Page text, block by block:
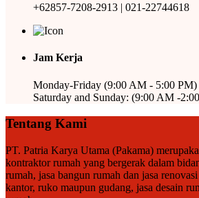
+62857-7208-2913 | 021-22744618
Jam Kerja
Monday-Friday (9:00 AM - 5:00 PM)
Saturday and Sunday: (9:00 AM -
Tentang Kami
PT. Patria Karya Utama (Pakama)
kontraktor rumah yang bergerak dalam
rumah, jasa bangun rumah dan jasa
kantor, ruko maupun gudang, jasa desain